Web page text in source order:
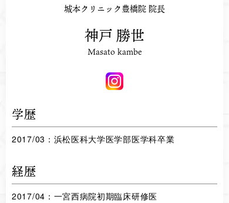
城本クリニック豊橋院 院長
神戸 勝世
Masato kambe
学歴
2017/03：浜松医科大学医学部医学科卒業
経歴
2017/04：一宮西病院初期臨床研修医